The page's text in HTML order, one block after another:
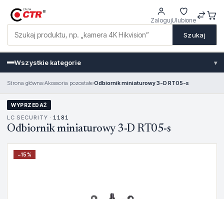
Szukaj
ZalogujUlubione
Wszystkie kategorie ▾
Strona główna›Akcesoria pozostałe›Odbiornik miniaturowy 3-D RT05-s
WYPRZEDAŻ
LC SECURITY · 1181
Odbiornik miniaturowy 3-D RT05-s
−15%